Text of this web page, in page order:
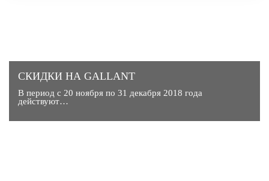
СКИДКИ НА GALLANT
В период с 20 ноября по 31 декабря 2018 года
действуют…